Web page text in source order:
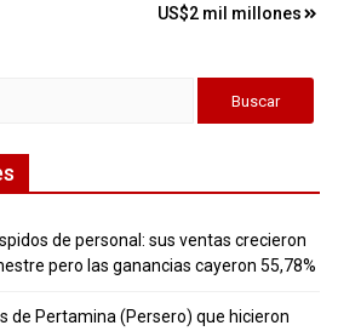
US$2 mil millones
de personal: sus ventas crecieron
pero las ganancias cayeron 55,78%
de Pertamina (Persero) que hicieron